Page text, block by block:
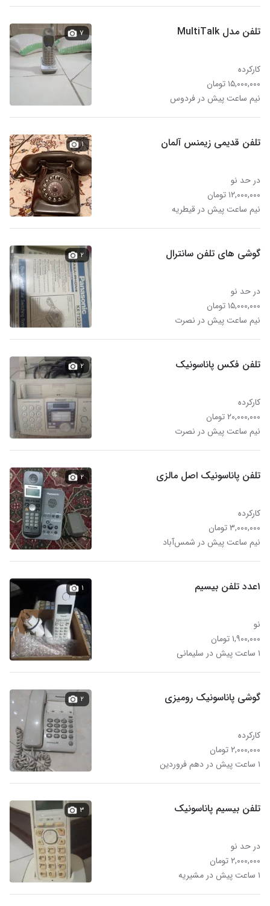
تلفن مدل MultiTalk
کارکرده
۱۵,۰۰۰,۰۰۰ تومان
نیم ساعت پیش در فردوس
۷
تلفن قدیمی زیمنس آلمان
در حد نو
۱۲,۰۰۰,۰۰۰ تومان
نیم ساعت پیش در قیطریه
۱
گوشی های تلفن سانترال
در حد نو
۱۵,۰۰۰,۰۰۰ تومان
نیم ساعت پیش در نصرت
۲
تلفن فکس پاناسونیک
کارکرده
۲۰,۰۰۰,۰۰۰ تومان
نیم ساعت پیش در نصرت
۲
تلفن پاناسونیک اصل مالزی
کارکرده
۳,۰۰۰,۰۰۰ تومان
نیم ساعت پیش در شمس‌آباد
۲
۱عدد تلفن بیسیم
نو
۱,۹۰۰,۰۰۰ تومان
۱ ساعت پیش در سلیمانی
۱
گوشی پاناسونیک رومیزی
کارکرده
۲,۰۰۰,۰۰۰ تومان
۱ ساعت پیش در دهم فروردین
۲
تلفن بیسیم پاناسونیک
در حد نو
۲,۰۰۰,۰۰۰ تومان
۱ ساعت پیش در مشیریه
۳